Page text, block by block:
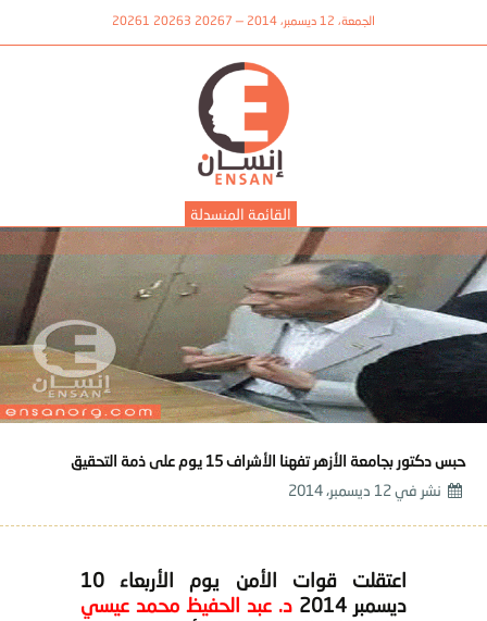
الجمعة، 12 ديسمبر، 2014 — 20267 20263 20261
القائمة المنسدلة
حبس دكتور بجامعة الأزهر تفهنا الأشراف 15 يوم على ذمة التحقيق
نشر في 12 ديسمبر، 2014
اعتقلت قوات الأمن يوم الأربعاء 10
ديسمبر 2014
د. عبد الحفيظ محمد عيسي